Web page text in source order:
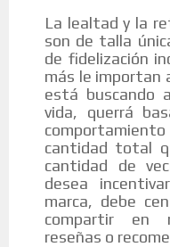
La lealtad y la
son de talla
de fidelización
más le importan
está buscando
vida, querrá
cantidad total
cantidad de
desea
marca, debe
compartir en
reseñas o